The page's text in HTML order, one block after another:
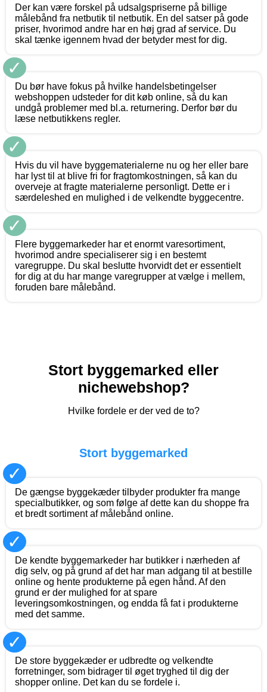
Der kan være forskel på udsalgspriserne på billige
målebånd fra netbutik til netbutik. En del satser på gode
priser, hvorimod andre har en høj grad af service. Du
skal tænke igennem hvad der betyder mest for dig.
✓
Du bør have fokus på hvilke handelsbetingelser
webshoppen udsteder for dit køb online, så du kan
undgå problemer med bl.a. returnering. Derfor bør du
læse netbutikkens regler.
✓
Hvis du vil have byggematerialerne nu og her eller bare
har lyst til at blive fri for fragtomkostningen, så kan du
overveje at fragte materialerne personligt. Dette er i
særdeleshed en mulighed i de velkendte byggecentre.
✓
Flere byggemarkeder har et enormt varesortiment,
hvorimod andre specialiserer sig i en bestemt
varegruppe. Du skal beslutte hvorvidt det er essentielt
for dig at du har mange varegrupper at vælge i mellem,
foruden bare målebånd.
Stort byggemarked eller
nichewebshop?
Hvilke fordele er der ved de to?
Stort byggemarked
✓
De gængse byggekæder tilbyder produkter fra mange
specialbutikker, og som følge af dette kan du shoppe fra
et bredt sortiment af målebånd online.
✓
De kendte byggemarkeder har butikker i nærheden af
dig selv, og på grund af det har man adgang til at bestille
online og hente produkterne på egen hånd. Af den
grund er der mulighed for at spare
leveringsomkostningen, og endda få fat i produkterne
med det samme.
✓
De store byggekæder er udbredte og velkendte
forretninger, som bidrager til øget tryghed til dig der
shopper online. Det kan du se fordele i.